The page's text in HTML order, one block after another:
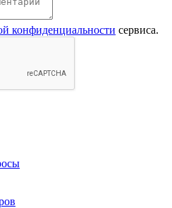
конфиденциальности сервиса.